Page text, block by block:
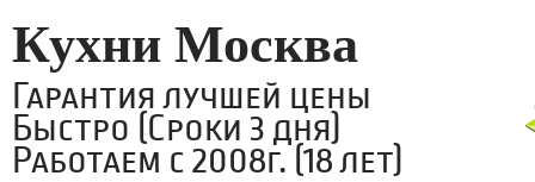
Кухни Москва
Гарантия лучшей цены
Быстро (Сроки 3 дня)
Работаем с 2008г. (18 лет)